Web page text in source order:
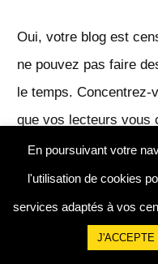
Oui, votre blog est
ne pouvez pas faire
le temps. Concentrez-
que vos lecteurs vous
et vous fassent
naturellement sur
produits que vous leur
d'internet et de
En poursuivant votre
l'utilisation de cookies
services adaptés à vos
J'ACCEPTE